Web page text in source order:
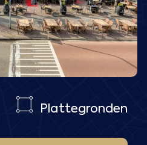
Plattegronden